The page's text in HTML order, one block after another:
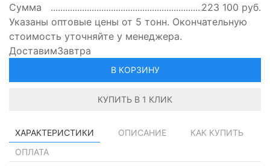
Сумма
223 100 руб.
Указаны оптовые цены от 5 тонн. Окончательную
стоимость уточняйте у менеджера.
ДоставимЗавтра
В КОРЗИНУ
КУПИТЬ В 1 КЛИК
ХАРАКТЕРИСТИКИ ОПИСАНИЕ
КАК КУПИТЬ
ОПЛАТА